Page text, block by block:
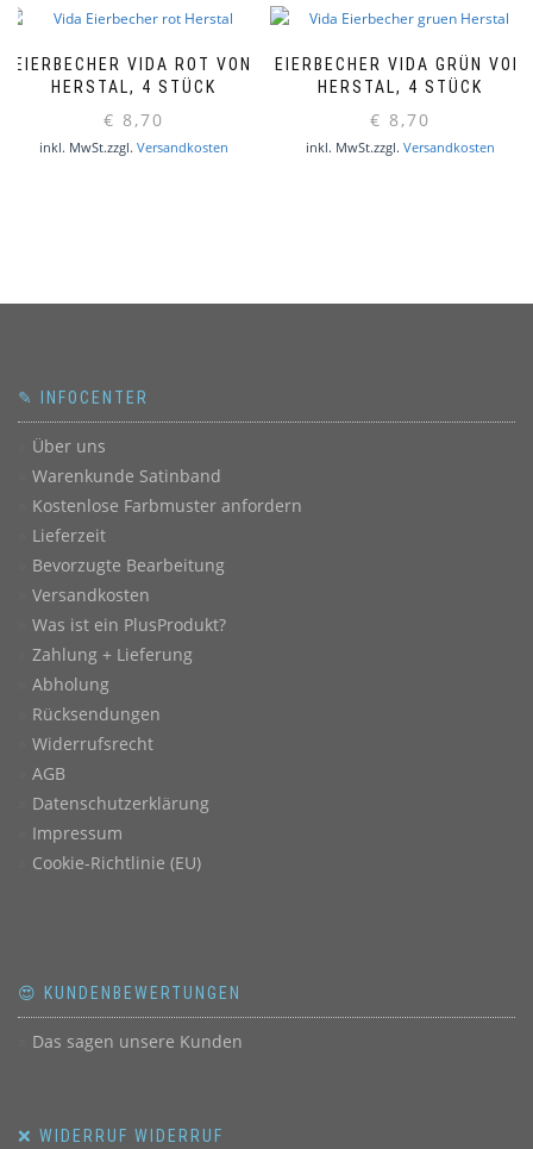
EIERBECHER VIDA ROT VON
HERSTAL, 4 STÜCK
€ 8,70
inkl. MwSt.zzgl. Versandkosten
EIERBECHER VIDA GRÜN VON
HERSTAL, 4 STÜCK
€ 8,70
inkl. MwSt.zzgl. Versandkosten
✎ INFOCENTER
Über uns
Warenkunde Satinband
Kostenlose Farbmuster anfordern
Lieferzeit
Bevorzugte Bearbeitung
Versandkosten
Was ist ein PlusProdukt?
Zahlung + Lieferung
Abholung
Rücksendungen
Widerrufsrecht
AGB
Datenschutzerklärung
Impressum
Cookie-Richtlinie (EU)
😍 KUNDENBEWERTUNGEN
Das sagen unsere Kunden
❌ WIDERRUF WIDERRUF